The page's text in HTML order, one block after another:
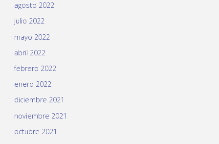
agosto 2022
julio 2022
mayo 2022
abril 2022
febrero 2022
enero 2022
diciembre 2021
noviembre 2021
octubre 2021